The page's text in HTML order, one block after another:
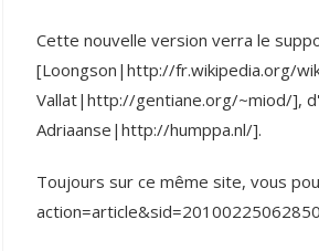
Cette nouvelle version verra le
[Loongson|http://fr.wikipedia.org/
Vallat|http://gentiane.org/~miod/],
Adriaanse|http://humppa.nl/].
Toujours sur ce même site, vous